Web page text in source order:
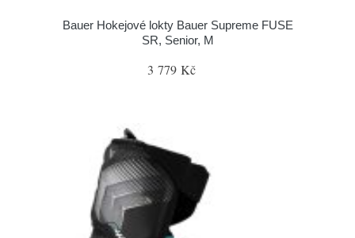
Bauer Hokejové lokty Bauer Supreme FUSE
SR, Senior, M
3 779 Kč